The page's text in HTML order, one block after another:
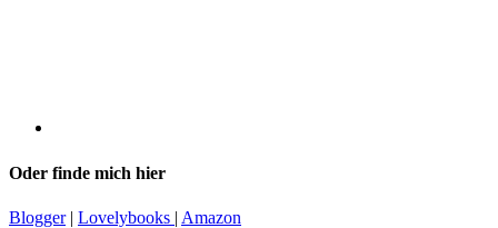
Oder finde mich hier
Blogger| Lovelybooks | Amazon